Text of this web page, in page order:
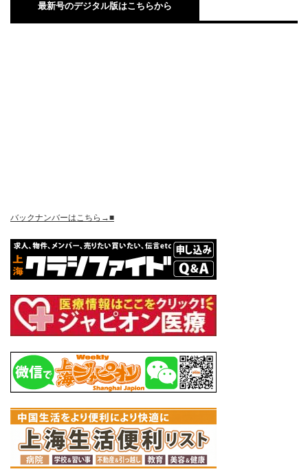
最新号のデジタル版はこちらから
バックナンバーはこちら→■